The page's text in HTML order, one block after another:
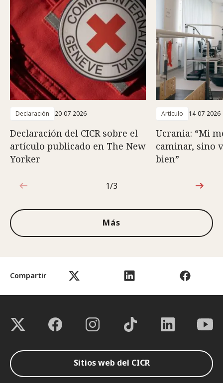
Compartir
Declaración 20-07-2026
Declaración del CICR sobre el
artículo publicado en The New
Yorker
Artículo 14-07-2026
Ucrania: “Mi
caminar, sino
bien”
1de3
1/3
Más
Sitios web del CICR